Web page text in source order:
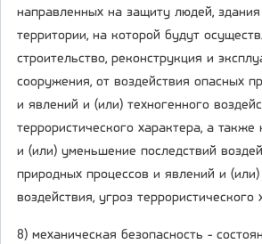
направленных на защиту людей,
территории, на которой будут
строительство, реконструкция и
сооружения, от воздействия опасных
и явлений и (или) техногенного
террористического характера, а
и (или) уменьшение последствий
природных процессов и явлений и (или)
воздействия, угроз террористического
8) механическая безопасность -